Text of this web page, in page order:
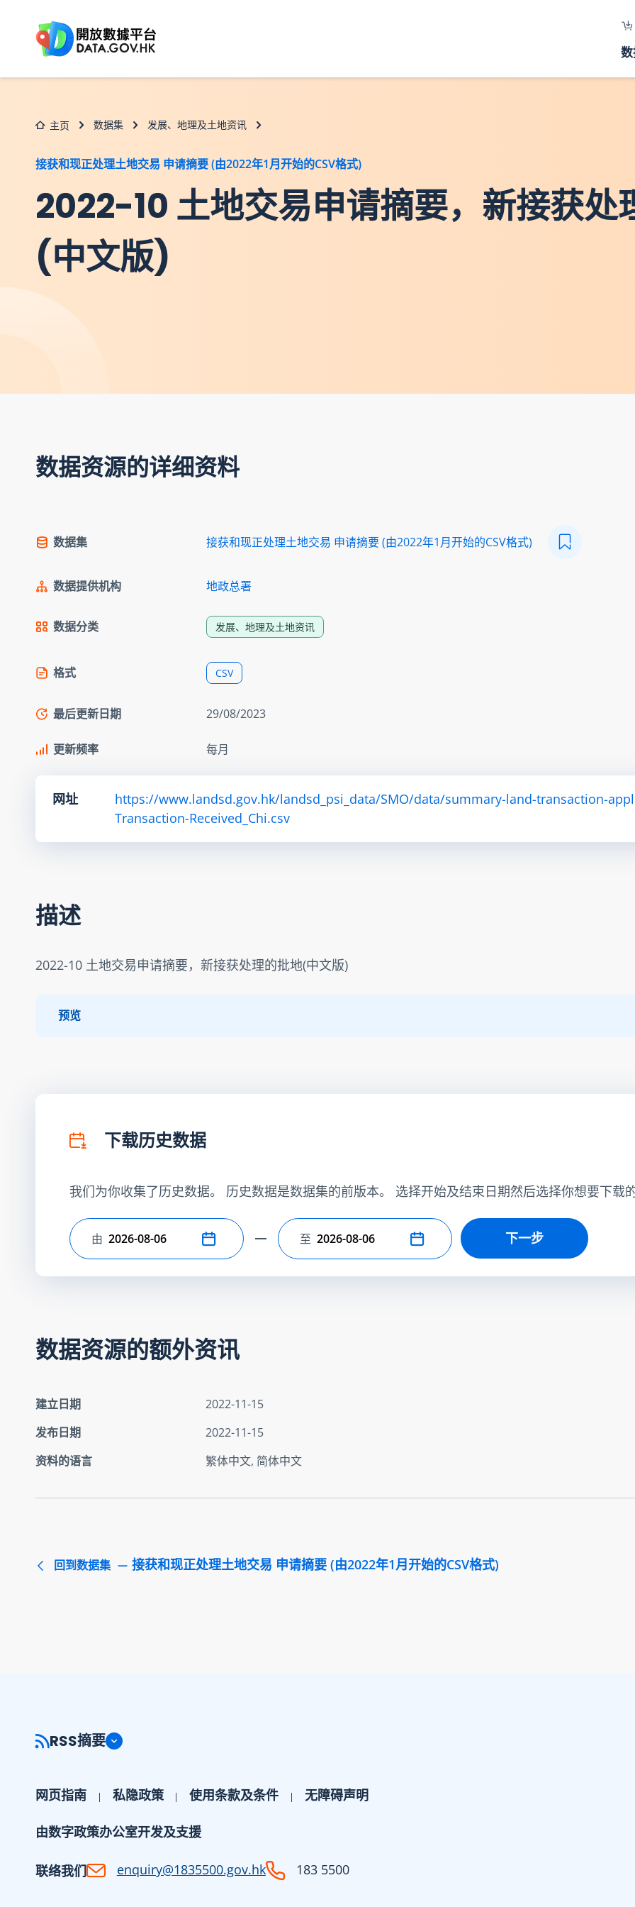
主页 数据集 发展、地理及土地资讯
接获和现正处理土地交易 申请摘要 (由2022年1月开始的CSV格式)
2022-10 土地交易申请摘要，新接获处
(中文版)
数据资源的详细资料
数据集 接获和现正处理土地交易 申请摘要 (由2022年1月开始的CSV格式)
数据提供机构 地政总署
数据分类 发展、地理及土地资讯
格式 CSV
最后更新日期 29/08/2023
更新频率 每月
网址
https://www.landsd.gov.hk/landsd_psi_data/SMO/data/summary-land-transaction-
Transaction-Received_Chi.csv
描述
2022-10 土地交易申请摘要，新接获处理的批地(中文版)
预览
下载历史数据
我们为你收集了历史数据。 历史数据是数据集的前版本。 选择开始及结束日期然后选择你想要下载
选择开始日期
由 选择结束日期
至 下一步
数据资源的额外资讯
建立日期
2022-11-15
发布日期
2022-11-15
资料的语言
繁体中文, 简体中文
回到数据集 接获和现正处理土地交易 申请摘要 (由2022年1月开始的CSV格式)
RSS摘要
网页指南 私隐政策 使用条款及条件 无障碍声明
由数字政策办公室开发及支援
联络我们 enquiry@1835500.gov.hk 183 5500